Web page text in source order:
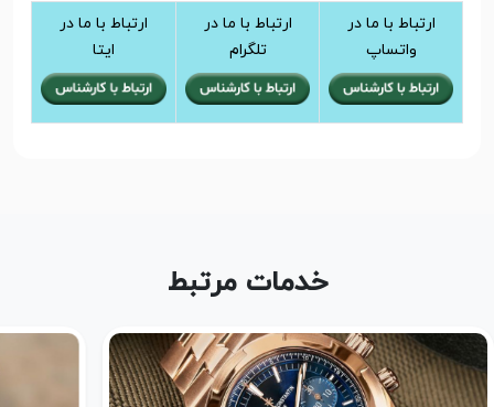
ارتباط با ما در
واتساپ
ارتباط با ما در
تلگرام
ارتباط با ما در
ایتا
خدمات مرتبط